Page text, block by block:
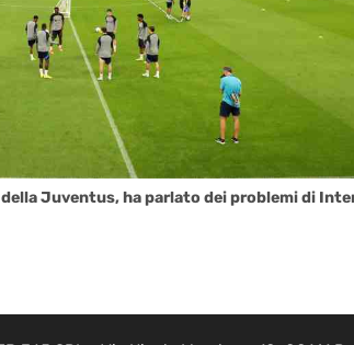
Juventus, ha parlato dei problemi di